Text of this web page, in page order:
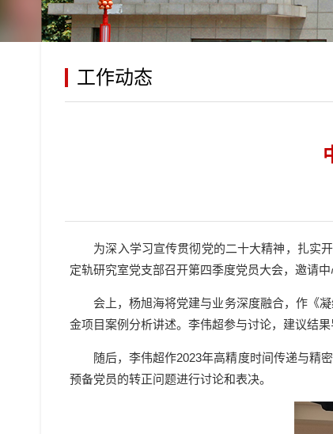
工作动态
为深入学习宣传贯彻党的二十大精神，扎实
定轨研究室党支部召开第四季度党员大会，邀请
会上，杨旭海将党建与业务深度融合， 作《
金项目案例分析讲述。李伟超参与讨论，建议结
随后，李伟超作2023年高精度时间传递与精
预备党员的转正问题进行讨论和表决。